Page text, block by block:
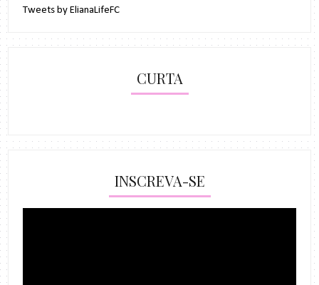
Tweets by ElianaLifeFC
CURTA
INSCREVA-SE